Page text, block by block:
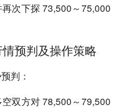
次下探 73,500～75,000
预判及操作策略
判：
双方对 78,500～79,500